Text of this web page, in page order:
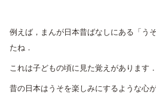
例えば，まんが日本昔ばなしにある「う
たね．
これは子どもの頃に見た覚えがあります．
昔の日本はうそを楽しみにするような心